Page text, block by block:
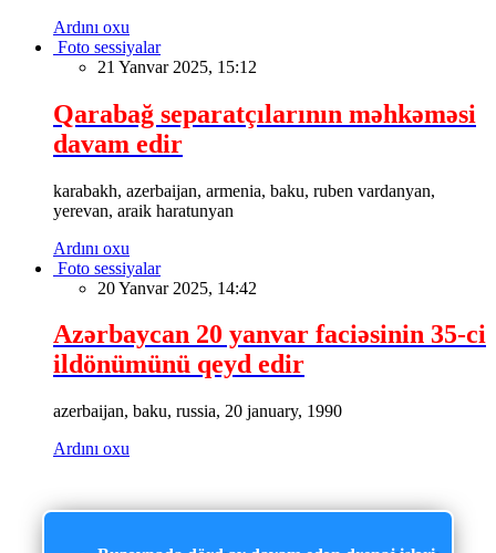
Ardını oxu
Foto sessiyalar
21 Yanvar 2025, 15:12
Qarabağ separatçılarının məhkəməsi
davam edir
karabakh, azerbaijan, armenia, baku, ruben vardanyan,
yerevan, araik haratunyan
Ardını oxu
Foto sessiyalar
20 Yanvar 2025, 14:42
Azərbaycan 20 yanvar faciəsinin 35-ci
ildönümünü qeyd edir
azerbaijan, baku, russia, 20 january, 1990
Ardını oxu